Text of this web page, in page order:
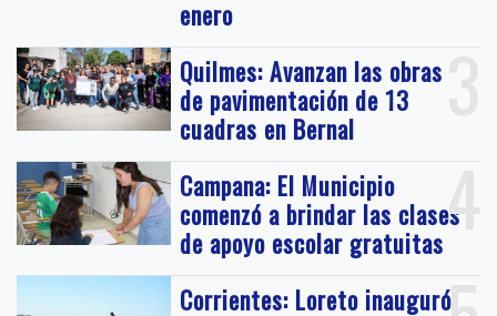
enero
3
Quilmes: Avanzan las obras
de pavimentación de 13
cuadras en Bernal
4
Campana: El Municipio
comenzó a brindar las clases
de apoyo escolar gratuitas
Corrientes: Loreto inauguró